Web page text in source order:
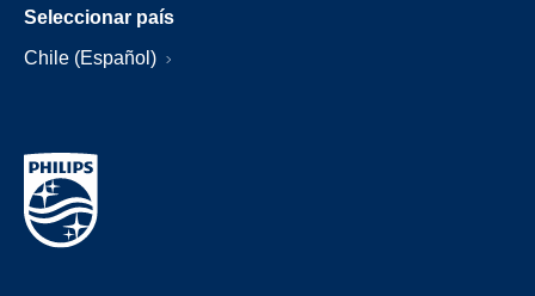
Seleccionar país
Chile (Español)